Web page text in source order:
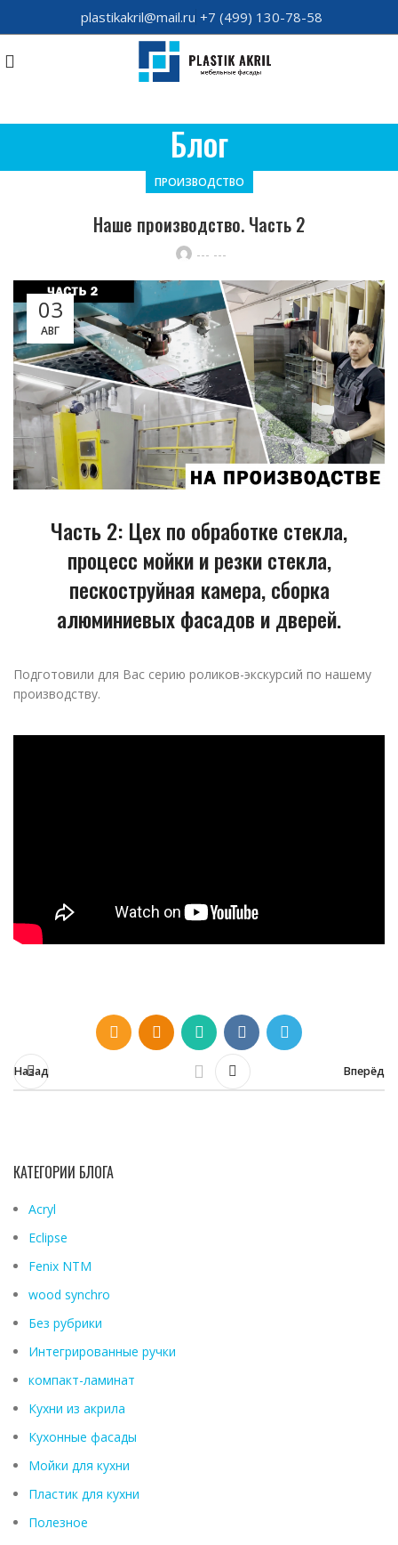
plastikakril@mail.ru +7 (499) 130-78-58
Блог
ПРОИЗВОДСТВО
Наше производство. Часть 2
--- ---
03
АВГ
Часть 2: Цех по обработке стекла,
процесс мойки и резки стекла,
пескоструйная камера, сборка
алюминиевых фасадов и дверей.
Подготовили для Вас серию роликов-экскурсий по нашему
производству.
Назад Вперёд
КАТЕГОРИИ БЛОГА
Acryl
Eclipse
Fenix ​​NTM
wood synchro
Без рубрики
Интегрированные ручки
компакт-ламинат
Кухни из акрила
Кухонные фасады
Мойки для кухни
Пластик для кухни
Полезное